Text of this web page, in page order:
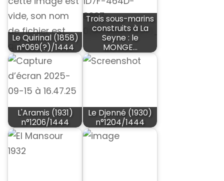
Le Quirinal (1858)
n°069(?)/1444
Trois sous-marins
construits à La
Seyne : le
MONGE…
L'Aramis (1931)
n°1206/1444
Le Djenné (1930)
n°1204/1444